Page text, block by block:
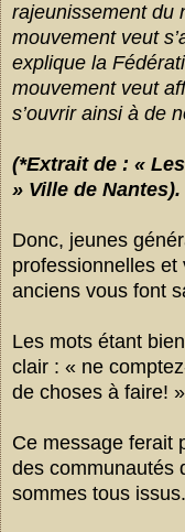
rajeunissement
mouvement veut
explique la
mouvement veut
s’ouvrir ainsi à de
(*Extrait de : «
» Ville de Nantes).
Donc, jeunes
professionnelles
anciens vous font
Les mots étant
clair : « ne
de choses à faire! »
Ce message ferait
des communautés
sommes tous issus.